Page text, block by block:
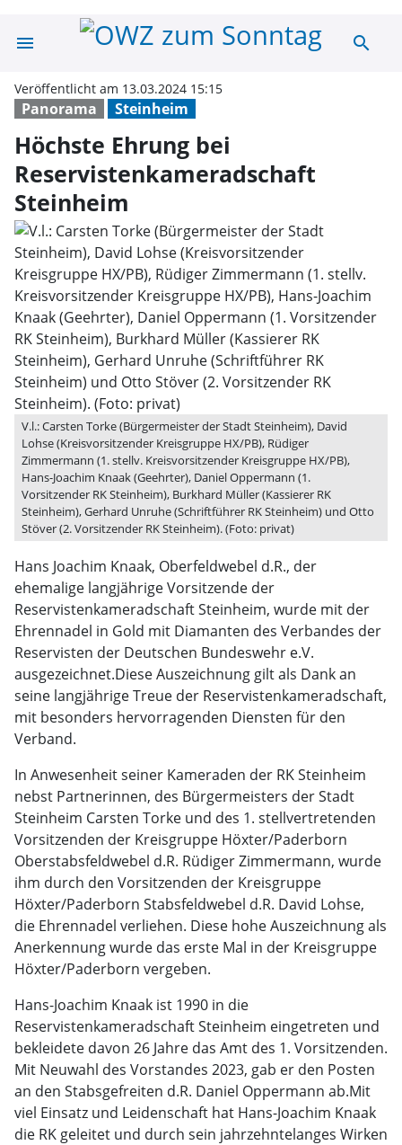
menu Höchste search
Panorama Steinheim
Veröffentlicht am 13.03.2024 15:15
Höchste Ehrung bei
Reservistenkameradschaft
Steinheim
V.l.: Carsten Torke (Bürgermeister der Stadt Steinheim), David
Lohse (Kreisvorsitzender Kreisgruppe HX/PB), Rüdiger
Zimmermann (1. stellv. Kreisvorsitzender Kreisgruppe HX/PB),
Hans-Joachim Knaak (Geehrter), Daniel Oppermann (1.
Vorsitzender RK Steinheim), Burkhard Müller (Kassierer RK
Steinheim), Gerhard Unruhe (Schriftführer RK Steinheim) und Otto
Stöver (2. Vorsitzender RK Steinheim). (Foto: privat)
Hans Joachim Knaak, Oberfeldwebel d.R., der
ehemalige langjährige Vorsitzende der
Reservistenkameradschaft Steinheim, wurde mit der
Ehrennadel in Gold mit Diamanten des Verbandes der
Reservisten der Deutschen Bundeswehr e.V.
ausgezeichnet.Diese Auszeichnung gilt als Dank an
seine langjährige Treue der Reservistenkameradschaft,
mit besonders hervorragenden Diensten für den
Verband.
In Anwesenheit seiner Kameraden der RK Steinheim
nebst Partnerinnen, des Bürgermeisters der Stadt
Steinheim Carsten Torke und des 1. stellvertretenden
Vorsitzenden der Kreisgruppe Höxter/Paderborn
Oberstabsfeldwebel d.R. Rüdiger Zimmermann, wurde
ihm durch den Vorsitzenden der Kreisgruppe
Höxter/Paderborn Stabsfeldwebel d.R. David Lohse,
die Ehrennadel verliehen. Diese hohe Auszeichnung als
Anerkennung wurde das erste Mal in der Kreisgruppe
Höxter/Paderborn vergeben.
Hans-Joachim Knaak ist 1990 in die
Reservistenkameradschaft Steinheim eingetreten und
bekleidete davon 26 Jahre das Amt des 1. Vorsitzenden.
Mit Neuwahl des Vorstandes 2023, gab er den Posten
an den Stabsgefreiten d.R. Daniel Oppermann ab.Mit
viel Einsatz und Leidenschaft hat Hans-Joachim Knaak
die RK geleitet und durch sein jahrzehntelanges Wirken